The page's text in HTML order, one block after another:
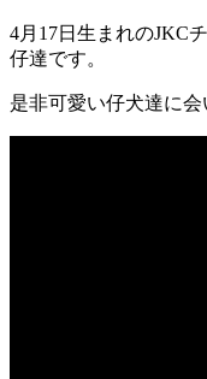
4月17日生まれのJKC
仔達です。
是非可愛い仔犬達に会